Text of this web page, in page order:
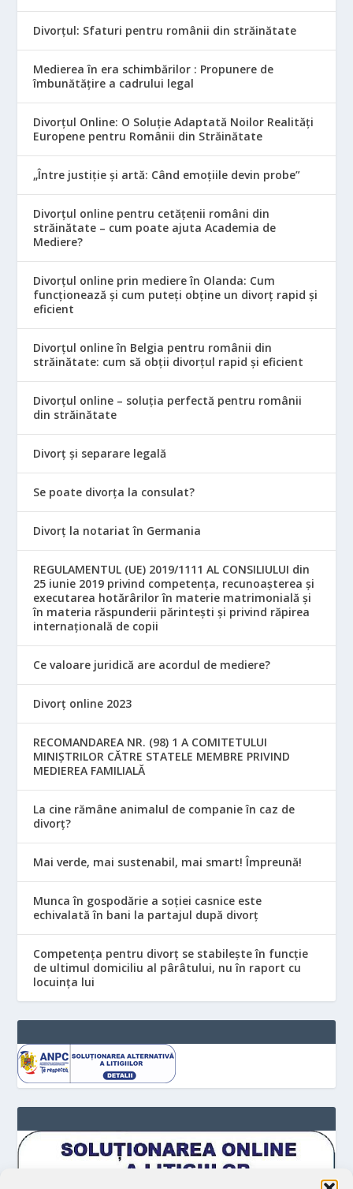
Divorțul: Sfaturi pentru românii din străinătate
Medierea în era schimbărilor : Propunere de
îmbunătățire a cadrului legal
Divorțul Online: O Soluție Adaptată Noilor Realități
Europene pentru Românii din Străinătate
„Între justiție și artă: Când emoțiile devin probe”
Divorțul online pentru cetățenii români din
străinătate – cum poate ajuta Academia de
Mediere?
Divorțul online prin mediere în Olanda: Cum
funcționează și cum puteți obține un divorț rapid și
eficient
Divorțul online în Belgia pentru românii din
străinătate: cum să obții divorțul rapid și eficient
Divorțul online – soluția perfectă pentru românii
din străinătate
Divorț și separare legală
Se poate divorța la consulat?
Divorț la notariat în Germania
REGULAMENTUL (UE) 2019/1111 AL CONSILIULUI din
25 iunie 2019 privind competența, recunoașterea și
executarea hotărârilor în materie matrimonială și
în materia răspunderii părintești și privind răpirea
internațională de copii
Ce valoare juridică are acordul de mediere?
Divorț online 2023
RECOMANDAREA NR. (98) 1 A COMITETULUI
MINIŞTRILOR CĂTRE STATELE MEMBRE PRIVIND
MEDIEREA FAMILIALĂ
La cine rămâne animalul de companie în caz de
divorț?
Mai verde, mai sustenabil, mai smart! Împreună!
Munca în gospodărie a soției casnice este
echivalată în bani la partajul după divorț
Competența pentru divorț se stabilește în funcție
de ultimul domiciliu al pârâtului, nu în raport cu
locuinţa lui